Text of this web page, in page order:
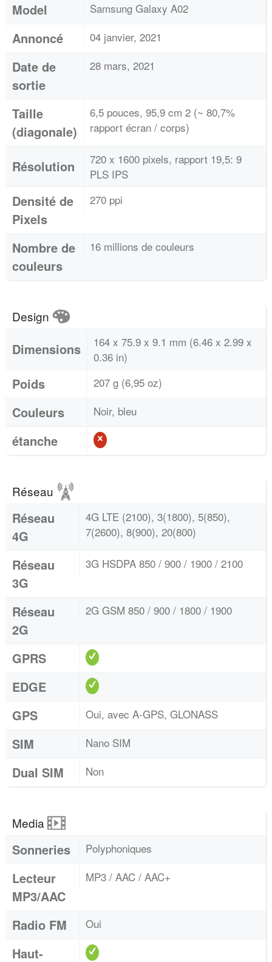
Model Samsung Galaxy A02
Annoncé 04 janvier, 2021
Date de
sortie
28 mars, 2021
Taille
(diagonale)
6,5 pouces, 95,9 cm 2 (~ 80,7%
rapport écran / corps)
Résolution
720 x 1600 pixels, rapport 19,5: 9
PLS IPS
Densité de
Pixels
270 ppi
Nombre de
couleurs
16 millions de couleurs
Design
Dimensions
164 x 75.9 x 9.1 mm (6.46 x 2.99 x
0.36 in)
Poids 207 g (6,95 oz)
Couleurs Noir, bleu
étanche
Réseau
Réseau
4G
4G LTE (2100), 3(1800), 5(850),
7(2600), 8(900), 20(800)
Réseau
3G
3G HSDPA 850 / 900 / 1900 / 2100
Réseau
2G
2G GSM 850 / 900 / 1800 / 1900
GPRS
EDGE
GPS
Oui, avec A-GPS, GLONASS
SIM Nano SIM
Dual SIM Non
Media
Sonneries Polyphoniques
Lecteur
MP3/AAC
MP3 / AAC / AAC+
Radio FM Oui
Haut-